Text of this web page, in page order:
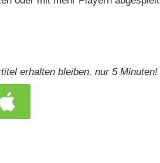
erhalten bleiben, nur 5 Minuten!